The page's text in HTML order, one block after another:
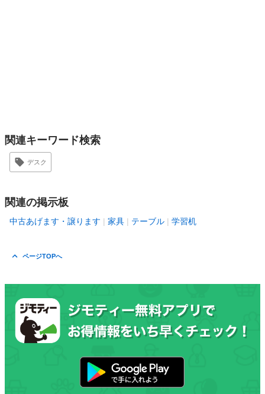
関連キーワード検索
デスク
関連の掲示板
中古あげます・譲ります 家具 テーブル 学習机
ページTOPへ